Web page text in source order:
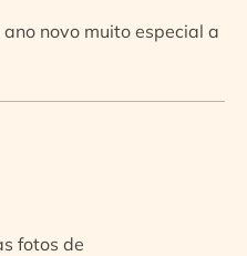
novo muito especial a
fotos de